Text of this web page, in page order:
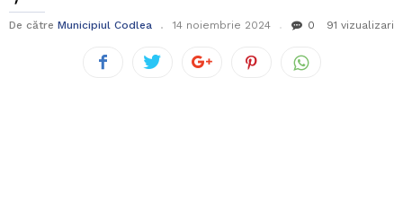
De către Municipiul Codlea 14 noiembrie 2024 0 91 vizualizari